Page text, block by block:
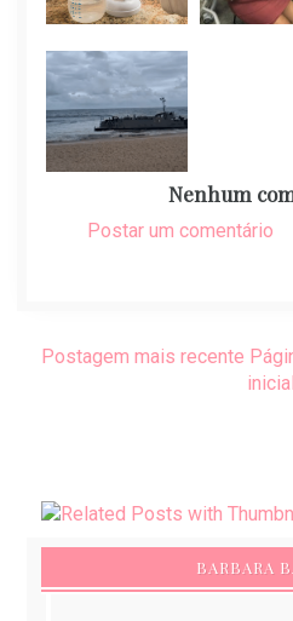
Nenhum
Postar um comentário
Postagem mais recente
inicial
BARBARA